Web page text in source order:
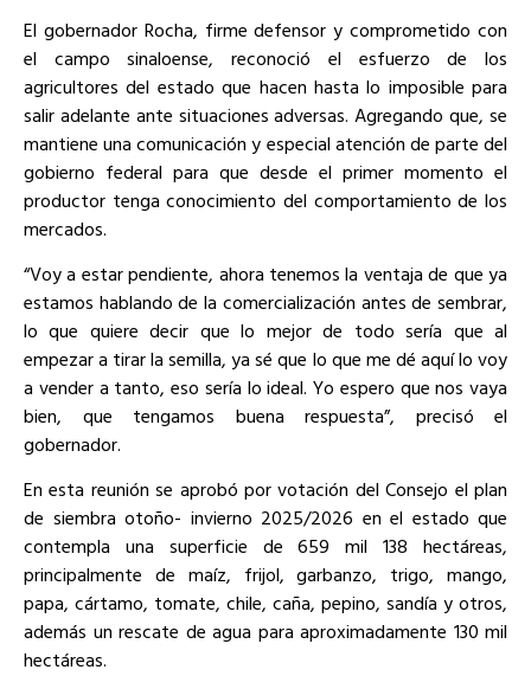
El gobernador Rocha, firme defensor y comprometido con
el campo sinaloense, reconoció el esfuerzo de los
agricultores del estado que hacen hasta lo imposible para
salir adelante ante situaciones adversas. Agregando que, se
mantiene una comunicación y especial atención de parte del
gobierno federal para que desde el primer momento el
productor tenga conocimiento del comportamiento de los
mercados.
“Voy a estar pendiente, ahora tenemos la ventaja de que ya
estamos hablando de la comercialización antes de sembrar,
lo que quiere decir que lo mejor de todo sería que al
empezar a tirar la semilla, ya sé que lo que me dé aquí lo voy
a vender a tanto, eso sería lo ideal. Yo espero que nos vaya
bien, que tengamos buena respuesta”, precisó el
gobernador.
En esta reunión se aprobó por votación del Consejo el plan
de siembra otoño- invierno 2025/2026 en el estado que
contempla una superficie de 659 mil 138 hectáreas,
principalmente de maíz, frijol, garbanzo, trigo, mango,
papa, cártamo, tomate, chile, caña, pepino, sandía y otros,
además un rescate de agua para aproximadamente 130 mil
hectáreas.